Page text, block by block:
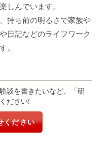
しんでいます。
持ち前の明るさで家族や
日記などのライフワーク
。
談を書きたいなど、「研
ださい!
ください